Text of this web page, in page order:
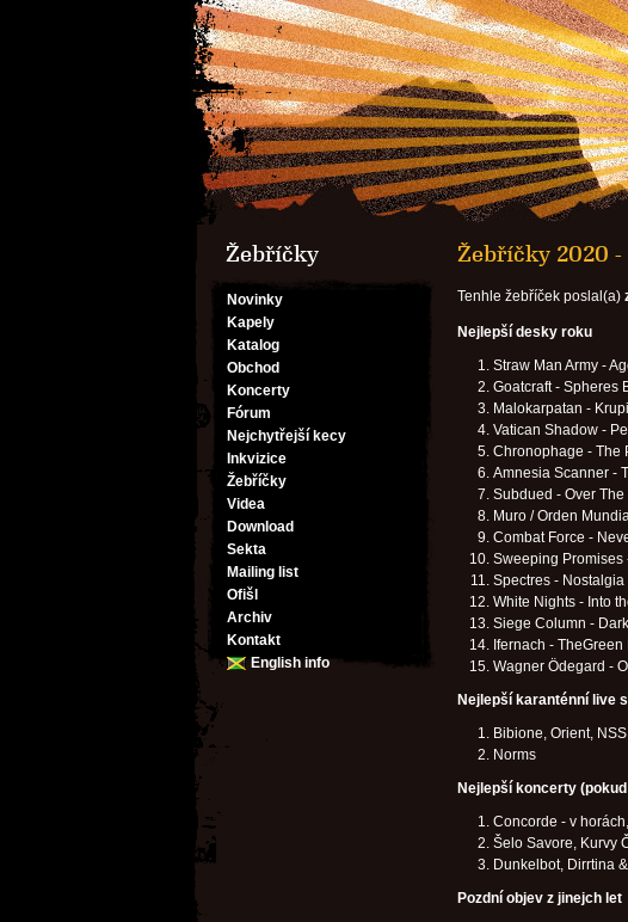
Žebříčky
Novinky
Kapely
Katalog
Obchod
Koncerty
Fórum
Nejchytřejší kecy
Inkvizice
Žebříčky
Videa
Download
Sekta
Mailing list
Ofišl
Archiv
Kontakt
English info
Žebříčky 2020
Tenhle žebříček poslal(a)
Nejlepší desky roku
Straw Man Army -
Goatcraft - Spheres
Malokarpatan -
Vatican Shadow -
Chronophage - The
Amnesia Scanner -
Subdued - Over
Muro / Orden
Combat Force -
Sweeping Promises
Spectres - Nostalgia
White Nights - Into
Siege Column -
Ifernach -
Wagner Ödegard -
Nejlepší karanténní live
Bibione, Orient, NSS
Norms
Nejlepší koncerty
Concorde - v
Šelo Savore, Kurvy
Dunkelbot, Dirrtina
Pozdní objev z jinejch let